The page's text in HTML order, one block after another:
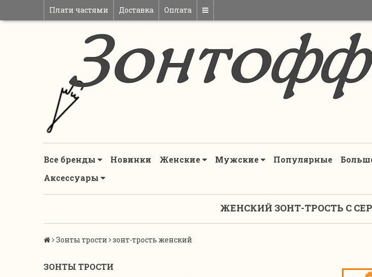
Плати частями Доставка Оплата
Все бренды Новинки Женские Мужские Популярные
Аксессуары
ЖЕНСКИЙ ЗОНТ-ТРОСТЬ С
Зонты трости зонт-трость женский
ЗОНТЫ ТРОСТИ